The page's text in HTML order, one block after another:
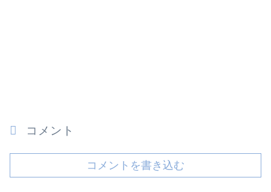
コメント
コメントを書き込む